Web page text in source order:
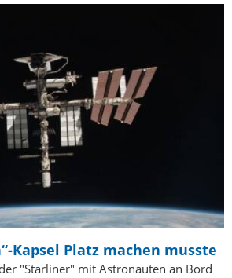
Kapsel Platz machen musste
"Starliner" mit Astronauten an Bord